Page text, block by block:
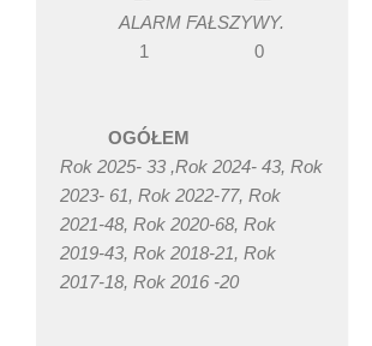
ALARM FAŁSZYWY.
1 0
OGÓŁEM
Rok 2025- 33 ,Rok 2024- 43, Rok
2023- 61, Rok 2022-77, Rok
2021-48, Rok 2020-68, Rok
2019-43, Rok 2018-21, Rok
2017-18, Rok 2016 -20